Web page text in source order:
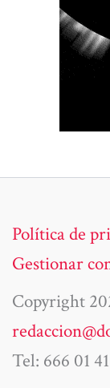
Política de
Gestionar
Copyright
Tel: 666 01